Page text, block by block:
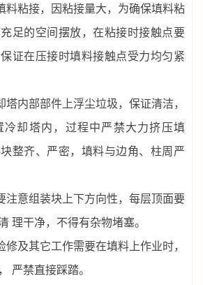
粘接，因粘接量大，为确保填料粘
足的空间摆放，在粘接时接触点要
证在压接时填料接触点受力均匀紧
内部部件上浮尘垃圾，保证清洁，
冷却塔内，过程中严禁大力挤压填
整齐、严密，填料与边角、柱周严
意组装块上下方向性，每层顶面要
理干净，不得有杂物堵塞。
及其它工作需要在填料上作业时，
严禁直接踩踏。